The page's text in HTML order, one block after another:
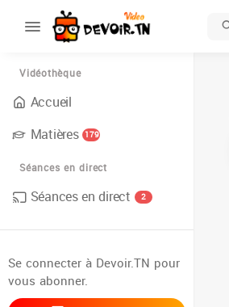
Vidéothèque
Accueil
Matières 179
Séances en direct
Séances en direct 2
Se connecter à Devoir.TN pour
vous abonner.